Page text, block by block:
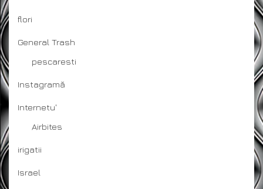
flori
General Trash
pescaresti
Instagramă
Internetu'
Airbites
irigatii
Israel